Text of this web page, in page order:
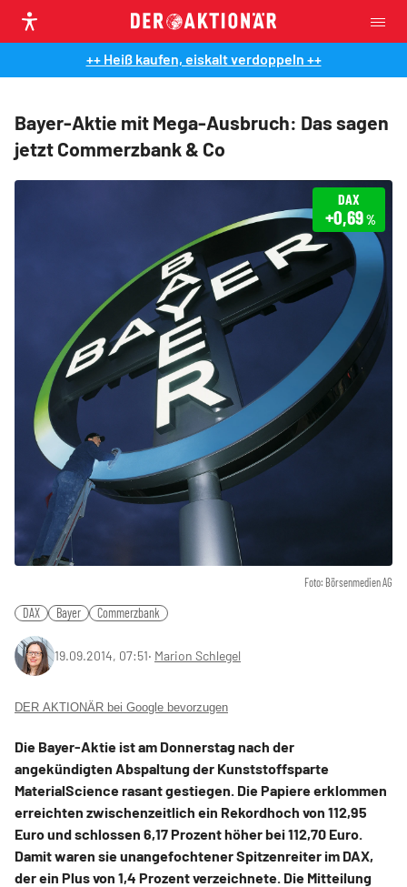
++ Heiß kaufen, eiskalt verdoppeln ++
Bayer-Aktie mit Mega-Ausbruch: Das sagen
jetzt Commerzbank & Co
Foto: Börsenmedien AG
DAX
+0,69%
DAX Bayer Commerzbank
19.09.2014, 07:51‧ Marion Schlegel
DER AKTIONÄR bei Google bevorzugen
Die Bayer-Aktie ist am Donnerstag nach der
angekündigten Abspaltung der Kunststoffsparte
MaterialScience rasant gestiegen. Die Papiere erklommen
erreichten zwischenzeitlich ein Rekordhoch von 112,95
Euro und schlossen 6,17 Prozent höher bei 112,70 Euro.
Damit waren sie unangefochtener Spitzenreiter im DAX,
der ein Plus von 1,4 Prozent verzeichnete. Die Mitteilung